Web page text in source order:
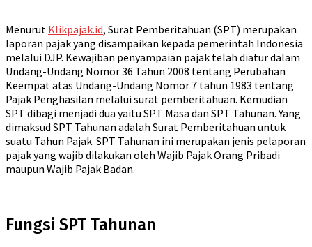
Menurut Klikpajak.id, Surat Pemberitahuan (SPT) merupakan
laporan pajak yang disampaikan kepada pemerintah Indonesia
melalui DJP. Kewajiban penyampaian pajak telah diatur dalam
Undang-Undang Nomor 36 Tahun 2008 tentang Perubahan
Keempat atas Undang-Undang Nomor 7 tahun 1983 tentang
Pajak Penghasilan melalui surat pemberitahuan. Kemudian
SPT dibagi menjadi dua yaitu SPT Masa dan SPT Tahunan. Yang
dimaksud SPT Tahunan adalah Surat Pemberitahuan untuk
suatu Tahun Pajak. SPT Tahunan ini merupakan jenis pelaporan
pajak yang wajib dilakukan oleh Wajib Pajak Orang Pribadi
maupun Wajib Pajak Badan.
Fungsi SPT Tahunan